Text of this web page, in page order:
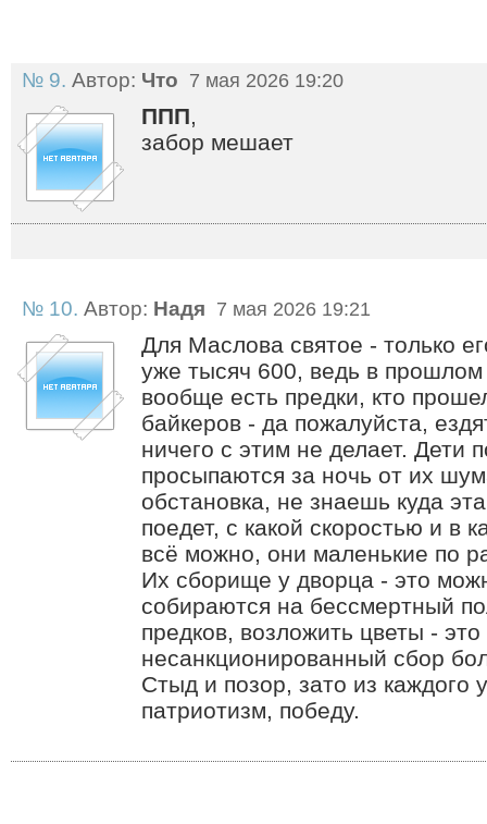
№ 9. Автор: Что 7 мая 2026 19:20
ППП,
забор мешает
№ 10. Автор: Надя 7 мая 2026 19:21
Для Маслова святое - только
уже тысяч 600, ведь в
вообще есть предки, кто
байкеров - да пожалуйста,
ничего с этим не делает. Дети
просыпаются за ночь от их
обстановка, не знаешь куда
поедет, с какой скоростью и в
всё можно, они маленькие по
Их сборище у дворца - это
собираются на бессмертный
предков, возложить цветы -
несанкционированный сбор
Стыд и позор, зато из каждого
патриотизм, победу.